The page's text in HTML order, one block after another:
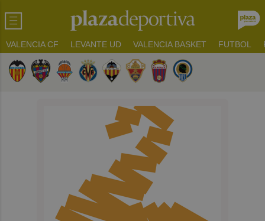
VALENCIA CF LEVANTE UD VALENCIA BASKET FUTBOL